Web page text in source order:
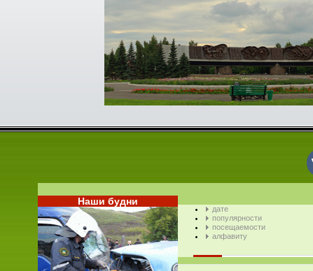
дате
популярности
посещаемости
алфавиту
Наши будни